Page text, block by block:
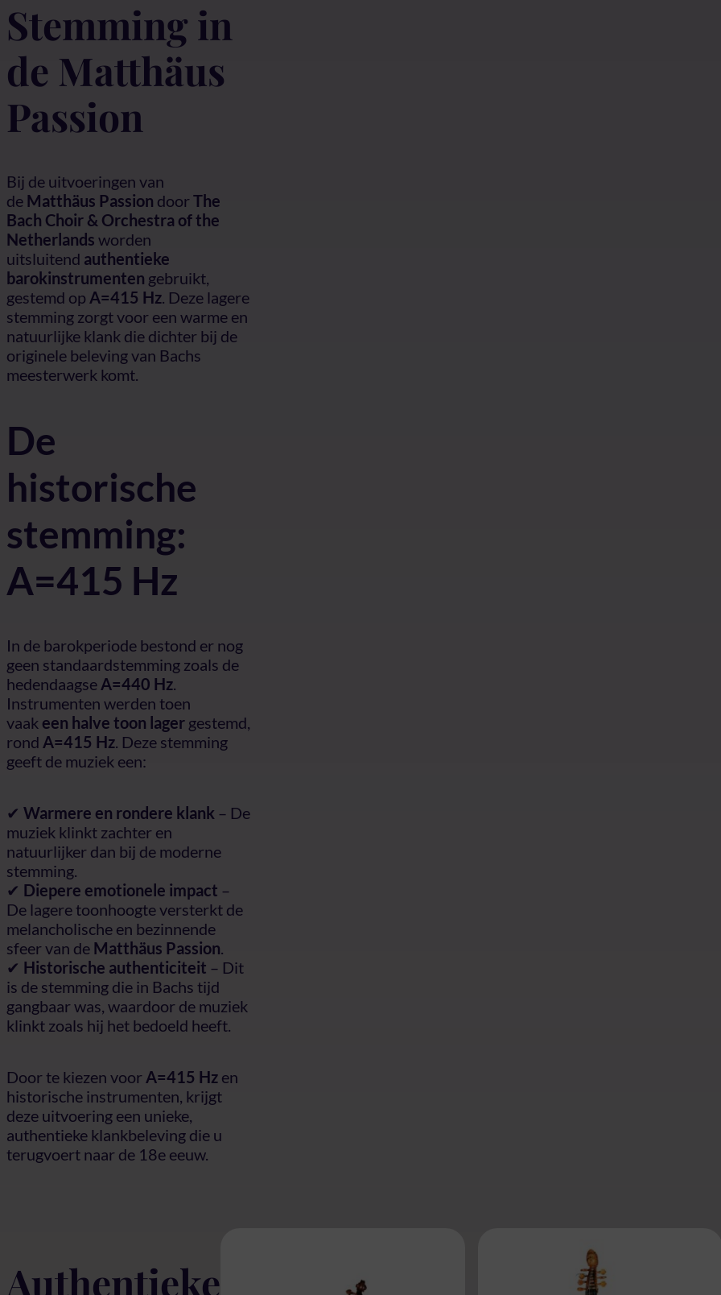
Stemming in
de Matthäus
Passion
Bij de uitvoeringen van
de Matthäus Passion doorThe
Bach Choir & Orchestra of the
Netherlands worden
uitsluitend authentieke
barokinstrumenten gebruikt,
gestemd op A=415 Hz. Deze lagere
stemming zorgt voor een warme en
natuurlijke klank die dichter bij de
originele beleving van Bachs
meesterwerk komt.
De
historische
stemming:
A=415 Hz
In de barokperiode bestond er nog
geen standaardstemming zoals de
hedendaagse A=440 Hz
Instrumenten werden toen
vaak een halve toon lager gestemd,
rond A=415 Hz . Deze stemming
geeft de muziek een:
✔ Warmere en rondere klank – De
muziek klinkt zachter en
natuurlijker dan bij de moderne
stemming.
✔ Diepere emotionele impact –
De lagere toonhoogte versterkt de
melancholische en bezinnende
sfeer van de Matthäus Passion
✔ Historische authenticiteit – Dit
is de stemming die in Bachs tijd
gangbaar was, waardoor de muziek
klinkt zoals hij het bedoeld heeft.
Door te kiezen voor A=415 Hz en
historische instrumenten, krijgt
deze uitvoering een unieke,
authentieke klankbeleving die u
terugvoert naar de 18e eeuw.
Authentieke